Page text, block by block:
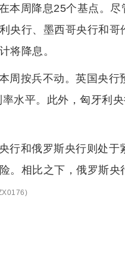
本周降息25个基点。
央行、墨西哥央行和
将降息。
周按兵不动。英国央
水平。此外，匈牙利
行和俄罗斯央行则处于
。相比之下，俄罗斯
)